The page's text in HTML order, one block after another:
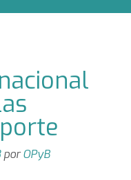
porOPyB